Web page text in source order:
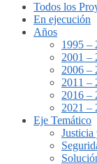
Todos los
En ejecución
Años
1995 –
2001 –
2006 –
2011 –
2016 –
2021 –
Eje Temático